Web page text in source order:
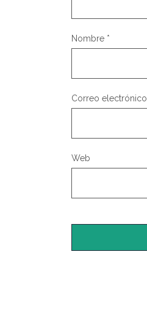
Nombre *
Correo electrónico
Web